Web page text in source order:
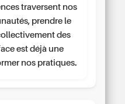
traversent nos
prendre le
des
est déjà une
nos pratiques.